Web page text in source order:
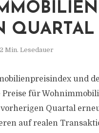
QUARTAL
2 Min. Lesedauer
und
Preise für
Quartal
auf realen